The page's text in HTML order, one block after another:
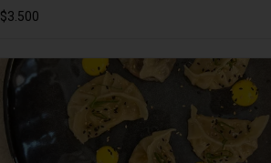
$3.500